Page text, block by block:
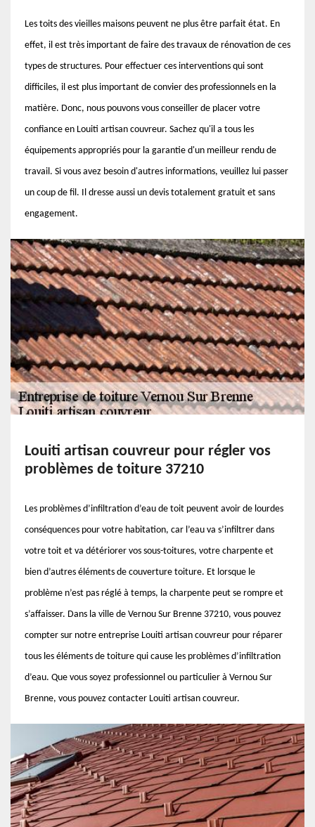
Les toits des vieilles maisons peuvent ne plus être parfait état. En
effet, il est très important de faire des travaux de rénovation de ces
types de structures. Pour effectuer ces interventions qui sont
difficiles, il est plus important de convier des professionnels en la
matière. Donc, nous pouvons vous conseiller de placer votre
confiance en Louiti artisan couvreur. Sachez qu'il a tous les
équipements appropriés pour la garantie d'un meilleur rendu de
travail. Si vous avez besoin d'autres informations, veuillez lui passer
un coup de fil. Il dresse aussi un devis totalement gratuit et sans
engagement.
Louiti artisan couvreur pour régler vos
problèmes de toiture 37210
Les problèmes d’infiltration d’eau de toit peuvent avoir de lourdes
conséquences pour votre habitation, car l’eau va s’infiltrer dans
votre toit et va détériorer vos sous-toitures, votre charpente et
bien d’autres éléments de couverture toiture. Et lorsque le
problème n’est pas réglé à temps, la charpente peut se rompre et
s’affaisser. Dans la ville de Vernou Sur Brenne 37210, vous pouvez
compter sur notre entreprise Louiti artisan couvreur pour réparer
tous les éléments de toiture qui cause les problèmes d’infiltration
d’eau. Que vous soyez professionnel ou particulier à Vernou Sur
Brenne, vous pouvez contacter Louiti artisan couvreur.